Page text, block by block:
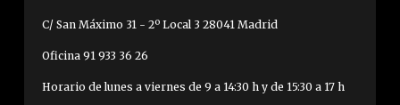
C/ San Máximo 31 - 2º Local 3 28041 Madrid
Oficina 91 933 36 26
Horario de lunes a viernes de 9 a 14:30 h y de 15:30 a 17 h